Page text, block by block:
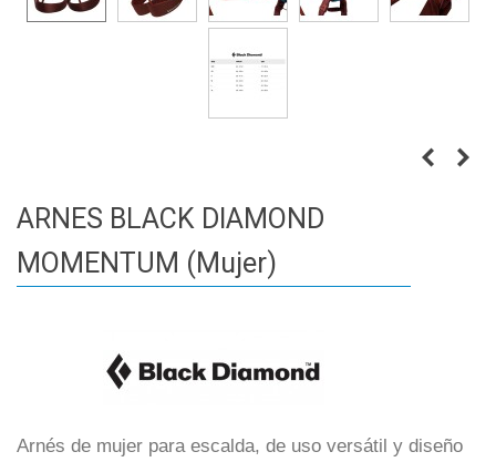
ARNES BLACK DIAMOND
MOMENTUM (Mujer)
Arnés de mujer para escalda, de uso versátil y diseño